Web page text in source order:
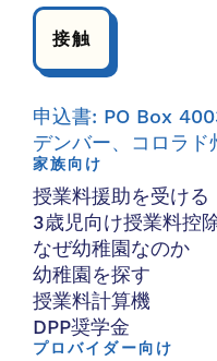
接触
申込書: PO Box
デンバー、コロラ
家族向け
授業料援助を受ける
3歳児向け授業料控
なぜ幼稚園なのか
幼稚園を探す
授業料計算機
DPP奨学金
プロバイダー向け